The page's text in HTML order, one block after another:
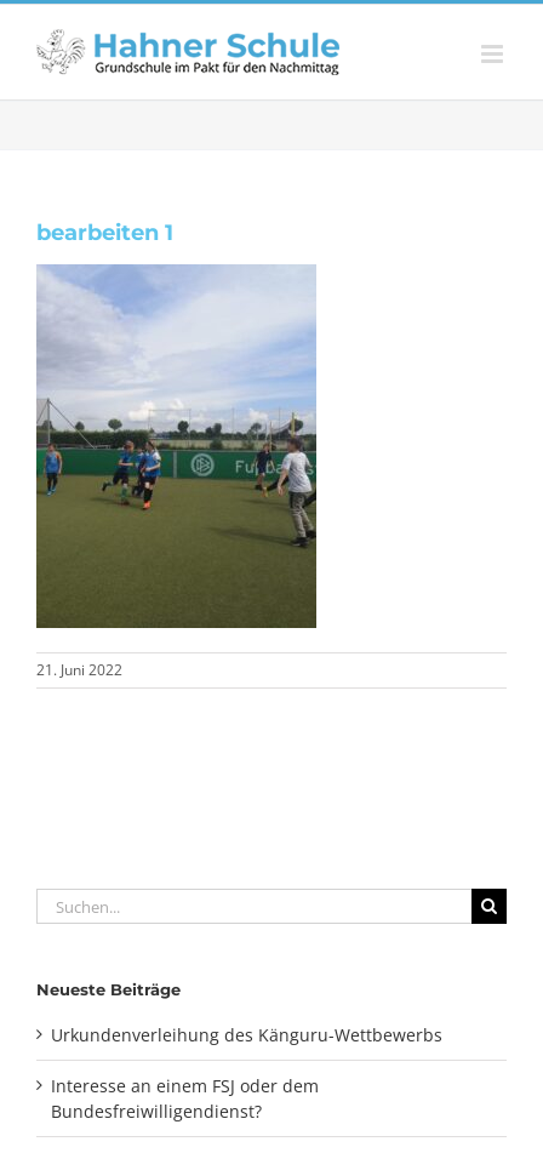
Zum
springen
bearbeiten 1
21. Juni 2022
Suche
nach:
Neueste Beiträge
Urkundenverleihung des Känguru-Wettbewerbs
Interesse an einem FSJ oder dem
Bundesfreiwilligendienst?